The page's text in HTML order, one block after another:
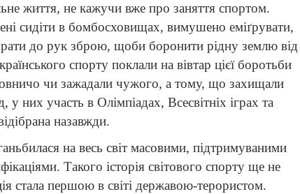
життя, не кажучи вже про заняття спортом.
сидіти в бомбосховищах, вимушено еміґрувати,
до рук зброю, щоби боронити рідну землю від
спорту поклали на вівтар цієї боротьби
чи зажадали чужого, а тому, що захищали
них участь в Олімпіадах, Всесвітніх іграх та
назавжди.
на весь світ масовими, підтримуваними
Такого історія світового спорту ще не
стала першою в світі державою-терористом.